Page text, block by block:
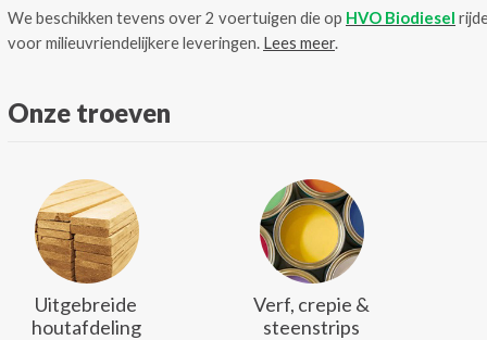
We beschikken tevens over 2 voertuigen die op HVO Biodiesel
voor milieuvriendelijkere leveringen. Lees meer.
Onze troeven
Uitgebreide
houtafdeling
Verf, crepie &
steenstrips